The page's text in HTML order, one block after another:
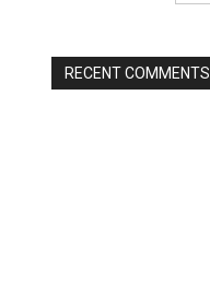
RECENT COMMENTS